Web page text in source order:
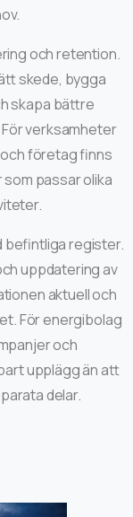
och retention.
skede, bygga
skapa bättre
verksamheter
företag finns
passar olika
befintliga register.
uppdatering av
aktuell och
För energibolag
och
upplägg än att
delar.